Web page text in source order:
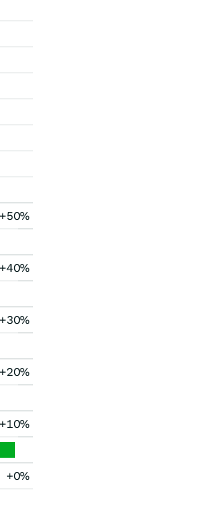
+50%
+40%
+30%
+20%
+10%
+0%